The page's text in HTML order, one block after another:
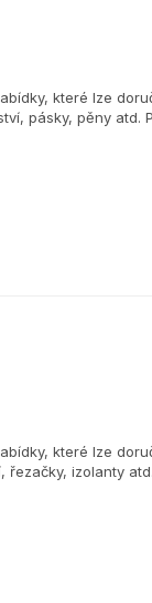
které lze
pásky, pěny atd.
které lze
řezačky, izolanty